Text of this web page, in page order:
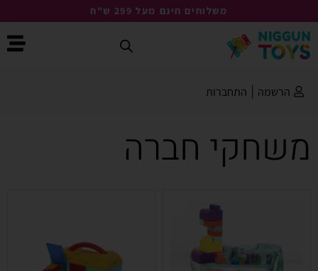
משלוחים חינם מעל 299 ש"ח
הרשמה התחברות
משחקי חברה